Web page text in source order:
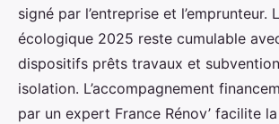
signé par l’entreprise et l’emprunteur.
écologique 2025 reste cumulable
dispositifs prêts travaux et
isolation. L’accompagnement
par un expert France Rénov’ facilite